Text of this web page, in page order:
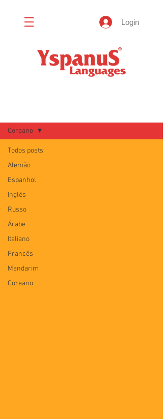
Login
Todos posts
Alemão
Espanhol
Inglês
Russo
Árabe
Italiano
Francês
Mandarim
Coreano
Coreano